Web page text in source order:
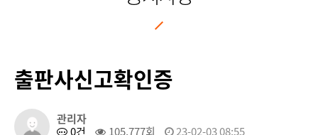
출판사신고확인증
관리자
0건
105,777회 23-02-03 08:55